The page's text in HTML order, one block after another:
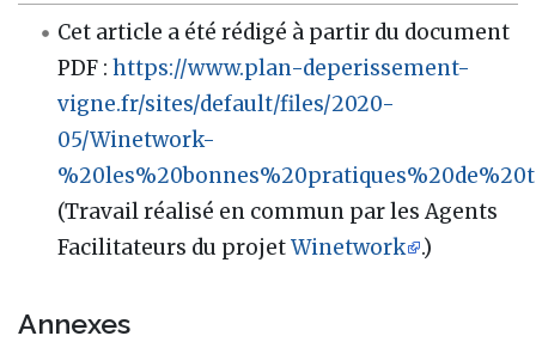
Cet article a été rédigé à partir du document
PDF :https://www.plan-deperissement-
vigne.fr/sites/default/files/2020-
05/Winetwork-
(Travail réalisé en commun par les Agents
Facilitateurs du projetWinetwork .)
Annexes